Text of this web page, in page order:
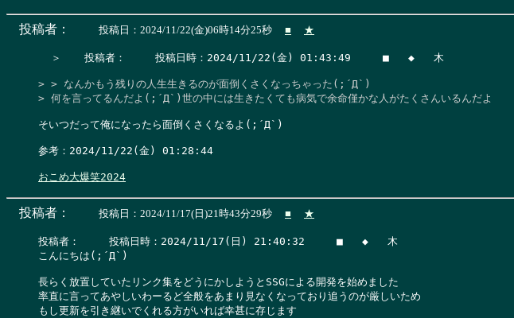
投稿者： 投稿日：2024/11/22(金)06時14分25秒 ■ ★
  ＞　  投稿者：　   投稿日時：2024/11/22(金) 01:43:49     ■   ◆   木
> > なんかもう残りの人生生きるのが面倒くさくなっちゃった(;´Д`)
> 何を言ってるんだよ(;´Д`)世の中には生きたくても病気で余命僅かな人がたくさんいるんだよ
そいつだって俺になったら面倒くさくなるよ(;´Д`)
参考：2024/11/22(金) 01:28:44
おこめ大爆笑2024
投稿者： 投稿日：2024/11/17(日)21時43分29秒 ■ ★
投稿者：　   投稿日時：2024/11/17(日) 21:40:32     ■   ◆   木
こんにちは(;´Д`)
長らく放置していたリンク集をどうにかしようとSSGによる開発を始めました
率直に言ってあやしいわーるど全般をあまり見なくなっており追うのが厳しいため
もし更新を引き継いでくれる方がいれば幸甚に存じます